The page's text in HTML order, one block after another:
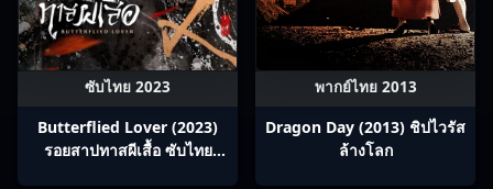
ซับไทย 2023
Butterflied Lover (2023)
รอยสาปทาสผีเสื้อ ซับไทย
พากย์ไทย 2013
Dragon Day (2013) ชิปไวรัส
ล้างโลก